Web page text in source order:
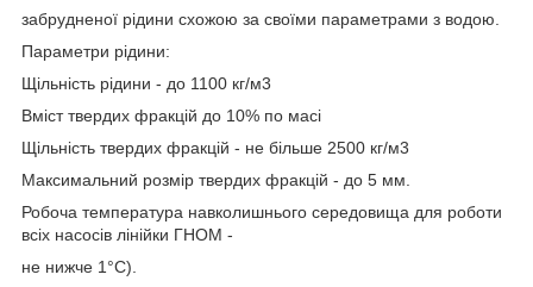
забрудненої рідини схожою за своїми параметрами з водою.
Параметри рідини:
Щільність рідини - до 1100 кг/м3
Вміст твердих фракцій до 10% по масі
Щільність твердих фракцій - не більше 2500 кг/м3
Максимальний розмір твердих фракцій - до 5 мм.
Робоча температура навколишнього середовища для роботи
всіх насосів лінійки ГНОМ -
не нижче 1°C).